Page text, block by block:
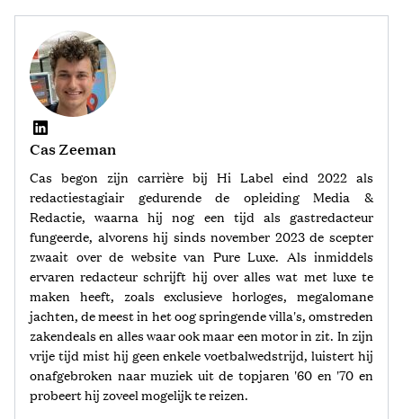
Cas Zeeman
Cas begon zijn carrière bij Hi Label eind 2022 als
redactiestagiair gedurende de opleiding Media &
Redactie, waarna hij nog een tijd als gastredacteur
fungeerde, alvorens hij sinds november 2023 de scepter
zwaait over de website van Pure Luxe. Als inmiddels
ervaren redacteur schrijft hij over alles wat met luxe te
maken heeft, zoals exclusieve horloges, megalomane
jachten, de meest in het oog springende villa's, omstreden
zakendeals en alles waar ook maar een motor in zit. In zijn
vrije tijd mist hij geen enkele voetbalwedstrijd, luistert hij
onafgebroken naar muziek uit de topjaren '60 en '70 en
probeert hij zoveel mogelijk te reizen.